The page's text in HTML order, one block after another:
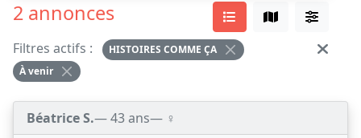
2 annonces
Filtres actifs :
HISTOIRES COMME ÇA
À venir
Béatrice S.— 43 ans— ♀️